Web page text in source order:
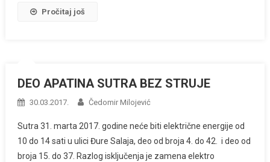
Pročitaj još
DEO APATINA SUTRA BEZ STRUJE
30.03.2017. Čedomir Milojević
Sutra 31. marta 2017. godine neće biti električne energije od
10 do 14 sati u ulici Đure Salaja, deo od broja 4. do 42. i deo od
broja 15. do 37. Razlog isključenja je zamena elektro